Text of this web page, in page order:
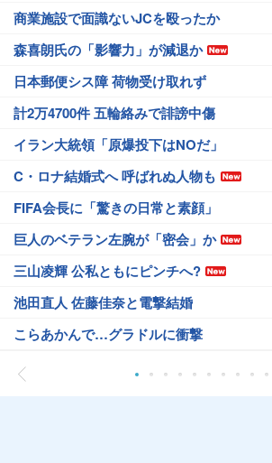
商業施設で面識ないJCを殴ったか
森喜朗氏の「影響力」が減退か
日本郵便シス障 荷物受け取れず
計2万4700件 五輪絡みで誹謗中傷
イラン大統領「原爆投下はNOだ」
C・ロナ結婚式へ 呼ばれぬ人物も
FIFA会長に「驚きの日常と素顔」
巨人のベテラン左腕が「密会」か
三山凌輝 公私ともにピンチへ?
池田直人 佐藤佳奈と電撃結婚
こらあかんで…グラドルに衝撃